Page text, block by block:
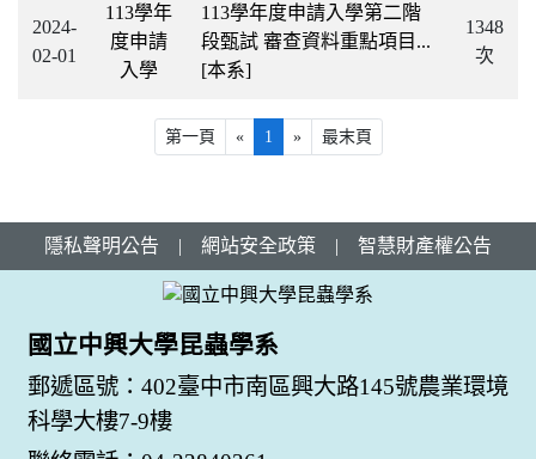
2024-
02-01
113學年
度申請
入學
113學年度申請入學第二階
段甄試 審查資料重點項目...
[本系]
1348
次
第一頁 « 1 » 最末頁
隱私聲明公告 | 網站安全政策 | 智慧財產權公告
國立中興大學昆蟲學系
郵遞區號：402臺中市南區興大路145號農業環境
科學大樓7-9樓